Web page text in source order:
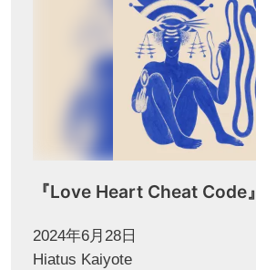
『Love Heart Cheat Code』
2024年6月28日
Hiatus Kaiyote